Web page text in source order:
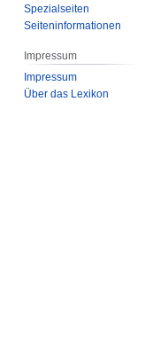
Spezialseiten
Seiten­­informationen
Impressum
Impressum
Über das Lexikon